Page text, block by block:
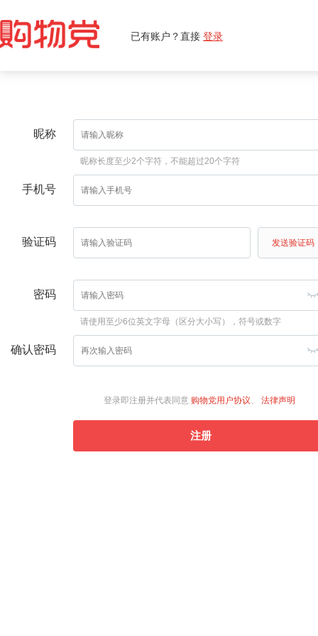
已有账户？直接 登录
昵称
昵称长度至少2个字符，不能超过20个字符
手机号
验证码 发送验证码
密码
请使用至少6位英文字母（区分大小写），符号或数字
确认密码
登录即注册并代表同意 购物党用户协议、 法律声明
注册